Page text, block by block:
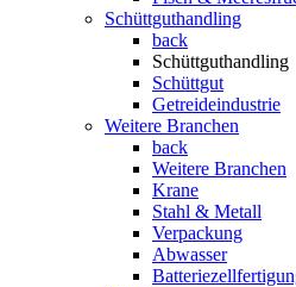
Schüttguthandling
back
Schüttguthandling
Schüttgut
Getreideindustrie
Weitere Branchen
back
Weitere Branchen
Krane
Stahl & Metall
Verpackung
Abwasser